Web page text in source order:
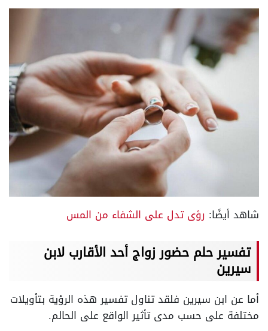
شاهد أيضًا: رؤى تدل على الشفاء من المس
تفسير حلم حضور زواج أحد الأقارب لابن
سيرين
أما عن ابن سيرين فلقد تناول تفسير هذه الرؤية بتأويلات
مختلفة على حسب مدى تأثير الواقع على الحالم.